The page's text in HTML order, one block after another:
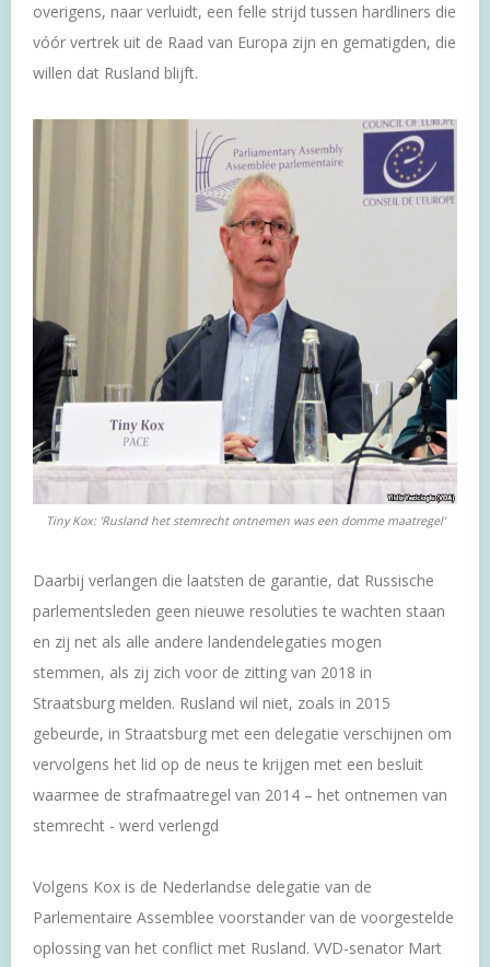
overigens, naar verluidt, een felle strijd tussen hardliners die
vóór vertrek uit de Raad van Europa zijn en gematigden, die
willen dat Rusland blijft.
Tiny Kox: 'Rusland het stemrecht ontnemen was een domme maatregel'
Daarbij verlangen die laatsten de garantie, dat Russische
parlementsleden geen nieuwe resoluties te wachten staan
en zij net als alle andere landendelegaties mogen
stemmen, als zij zich voor de zitting van 2018 in
Straatsburg melden. Rusland wil niet, zoals in 2015
gebeurde, in Straatsburg met een delegatie verschijnen om
vervolgens het lid op de neus te krijgen met een besluit
waarmee de strafmaatregel van 2014 – het ontnemen van
stemrecht - werd verlengd
Volgens Kox is de Nederlandse delegatie van de
Parlementaire Assemblee voorstander van de voorgestelde
oplossing van het conflict met Rusland. VVD-senator Mart